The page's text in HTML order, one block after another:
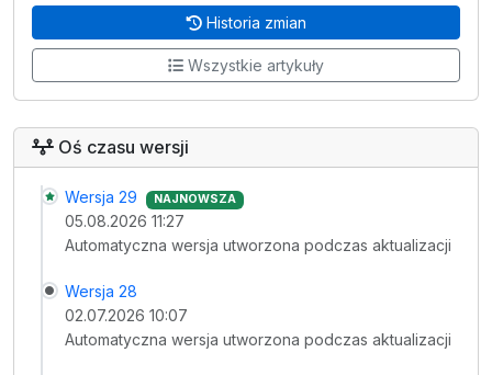
Historia zmian
Wszystkie artykuły
Oś czasu wersji
Wersja 29 NAJNOWSZA
05.08.2026 11:27
Automatyczna wersja utworzona podczas aktualizacji
Wersja 28
02.07.2026 10:07
Automatyczna wersja utworzona podczas aktualizacji